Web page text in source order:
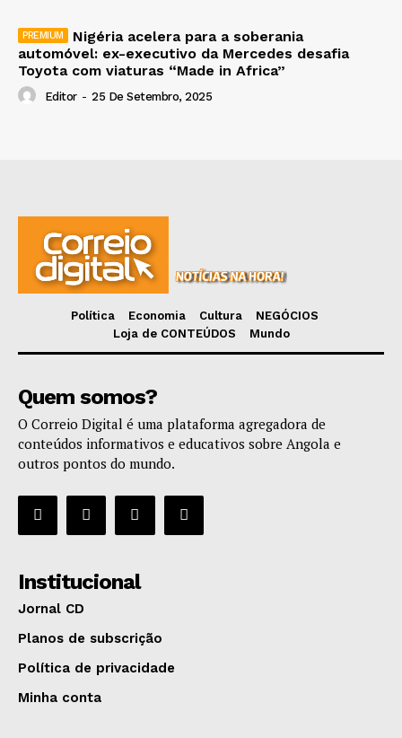
Nigéria acelera para a soberania
automóvel: ex-executivo da Mercedes desafia
Toyota com viaturas “Made in Africa”
Editor - 25 De Setembro, 2025
Política Economia Cultura
NEGÓCIOS
Loja de CONTEÚDOS
Mundo
Quem somos?
O Correio Digital é uma plataforma agregadora de
conteúdos informativos e educativos sobre Angola e
outros pontos do mundo.
Institucional
Jornal CD
Planos de subscrição
Política de privacidade
Minha conta